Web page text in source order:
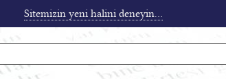
Sitemizin yeni halini deneyin...